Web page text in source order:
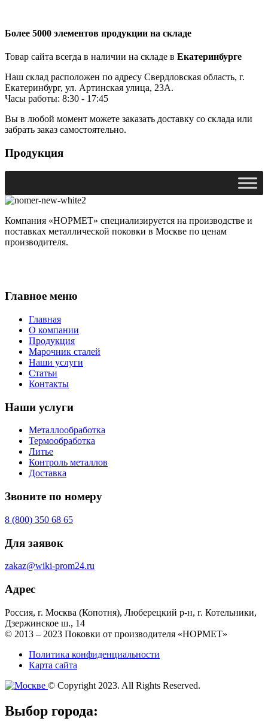
Более 5000 элементов продукции на складе
Товар сайта всегда в наличии на складе в Екатеринбурге
Наш склад расположен по адресу Свердловская область, г.
Екатеринбург, ул. Артинская улица, 23А.
Часы работы: 8:30 - 17:45
Вы в любой момент можете заказать доставку со склада или
забрать заказ самостоятельно.
Продукция
Компания «НОРМЕТ» специализируется на производстве и
поставках металлической поковки в Москве по ценам
производителя.
Главное меню
Главная
О компании
Продукция
Марочник сталей
Наши услуги
Статьи
Контакты
Наши услуги
Металлообработка
Термообработка
Литье
Контроль металлов
Доставка
Звоните по номеру
8 (800) 350 68 65
Для заявок
zakaz@wiki-prom24.ru
Адрес
Россия, г. Москва (Копотня), Люберецкий р-н, г. Котельники,
Дзержинское ш., 14
© 2013 – 2023 Поковки от производителя «НОРМЕТ»
Политика конфиденциальности
Карта сайта
© Copyright 2023. All Rights Reserved.
Выбор города: